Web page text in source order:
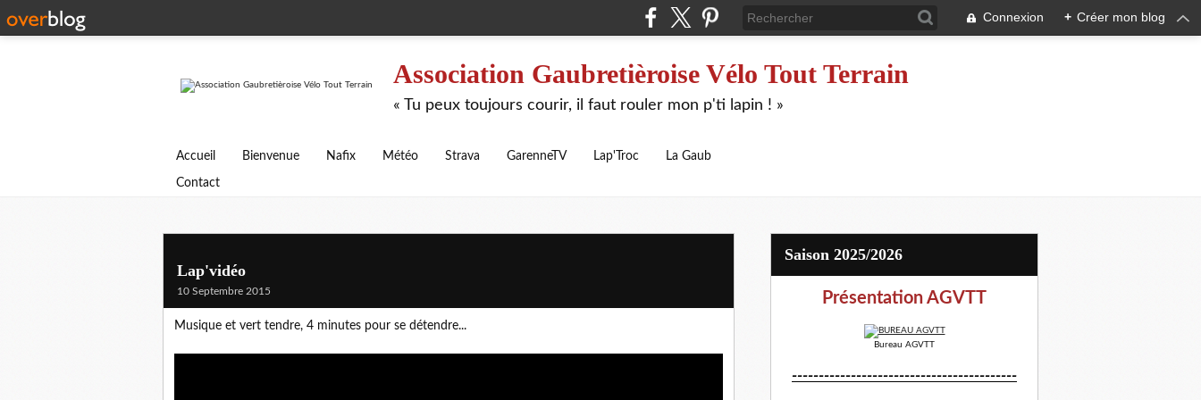
Connexion + Créer mon blog
Association Gaubretièroise Vélo Tout Terrain
« Tu peux toujours courir, il faut rouler mon p'ti lapin ! »
Accueil Bienvenue Nafix Météo Strava GarenneTV Lap'Troc La Gaub
Contact
Lap'vidéo
10 Septembre 2015
Musique et vert tendre, 4 minutes pour se détendre...
Saison 2025/2026
Présentation AGVTT
Bureau AGVTT
------------------------------------------